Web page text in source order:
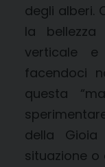
degli alberi.
la bellezza
verticale
facendoci
questa
della Gioia
situazione